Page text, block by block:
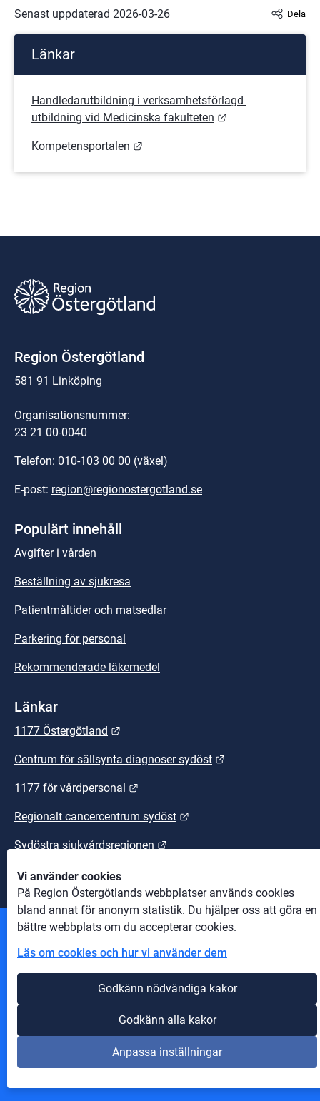
Vi använder cookies
På Region Östergötlands webbplatser används cookies
bland annat för anonym statistik. Du hjälper oss att göra en
bättre webbplats om du accepterar cookies.
Läs om cookies och hur vi använder dem
Godkänn nödvändiga kakor
Godkänn alla kakor
Anpassa inställningar
Senast uppdaterad 2026-03-26 Dela
Länkar
Handledarutbildning i verksamhetsförlagd
utbildning vid Medicinska fakulteten
Kompetensportalen
Region Östergötland
581 91 Linköping
Organisationsnummer:
23 21 00-0040
Telefon: 010-103 00 00 (växel)
E-post: region@regionostergotland.se
Populärt innehåll
Avgifter i vården
Beställning av sjukresa
Patientmåltider och matsedlar
Parkering för personal
Rekommenderade läkemedel
Länkar
1177 Östergötland
Centrum för sällsynta diagnoser sydöst
1177 för vårdpersonal
Regionalt cancercentrum sydöst
Sydöstra sjukvårdsregionen
Information om cookies
Om webbplatsen
Tillgänglighet på webbplatsen